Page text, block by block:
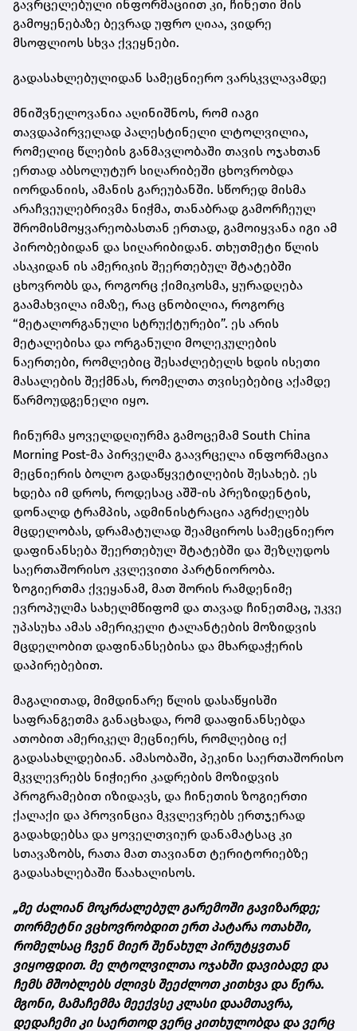
გავრცელებული ინფორმაციით კი, ჩინეთი მის
გამოყენებაზე ბევრად უფრო ღიაა, ვიდრე
მსოფლიოს სხვა ქვეყნები.
გადასახლებულიდან სამეცნიერო ვარსკვლავამდე
მნიშვნელოვანია აღინიშნოს, რომ იაგი
თავდაპირველად პალესტინელი ლტოლვილია,
რომელიც წლების განმავლობაში თავის ოჯახთან
ერთად აბსოლუტურ სიღარიბეში ცხოვრობდა
იორდანიის, ამანის გარეუბანში. სწორედ მისმა
არაჩვეულებრივმა ნიჭმა, თანაბრად გამორჩეულ
შრომისმოყვარეობასთან ერთად, გამოიყვანა იგი ამ
პირობებიდან და სიღარიბიდან. თხუთმეტი წლის
ასაკიდან ის ამერიკის შეერთებულ შტატებში
ცხოვრობს და, როგორც ქიმიკოსმა, ყურადღება
გაამახვილა იმაზე, რაც ცნობილია, როგორც
“მეტალორგანული სტრუქტურები”. ეს არის
მეტალებისა და ორგანული მოლეკულების
ნაერთები, რომლებიც შესაძლებელს ხდის ისეთი
მასალების შექმნას, რომელთა თვისებებიც აქამდე
წარმოუდგენელი იყო.
ჩინურმა ყოველდღიურმა გამოცემამ South China
Morning Post-მა პირველმა გაავრცელა ინფორმაცია
მეცნიერის ბოლო გადაწყვეტილების შესახებ. ეს
ხდება იმ დროს, როდესაც აშშ-ის პრეზიდენტის,
დონალდ ტრამპის, ადმინისტრაცია აგრძელებს
მცდელობას, დრამატულად შეამციროს სამეცნიერო
დაფინანსება შეერთებულ შტატებში და შეზღუდოს
საერთაშორისო კვლევითი პარტნიორობა.
ზოგიერთმა ქვეყანამ, მათ შორის რამდენიმე
ევროპულმა სახელმწიფომ და თავად ჩინეთმაც, უკვე
უპასუხა ამას ამერიკელი ტალანტების მოზიდვის
მცდელობით დაფინანსებისა და მხარდაჭერის
დაპირებებით.
მაგალითად, მიმდინარე წლის დასაწყისში
საფრანგეთმა განაცხადა, რომ დააფინანსებდა
ათობით ამერიკელ მეცნიერს, რომლებიც იქ
გადასახლდებიან. ამასობაში, პეკინი საერთაშორისო
მკვლევრებს ნიჭიერი კადრების მოზიდვის
პროგრამებით იზიდავს, და ჩინეთის ზოგიერთი
ქალაქი და პროვინცია მკვლევრებს ერთჯერად
გადახდებსა და ყოველთვიურ დანამატსაც კი
სთავაზობს, რათა მათ თავიანთ ტერიტორიებზე
გადასახლებაში წაახალისოს.
„მე ძალიან მოკრძალებულ გარემოში გავიზარდე;
თორმეტნი ვცხოვრობდით ერთ პატარა ოთახში,
რომელსაც ჩვენ მიერ შენახულ პირუტყვთან
ვიყოფდით. მე ლტოლვილთა ოჯახში დავიბადე და
ჩემს მშობლებს ძლივს შეეძლოთ კითხვა და წერა.
მგონი, მამაჩემმა მეექვსე კლასი დაამთავრა,
დედაჩემი კი საერთოდ ვერც კითხულობდა და ვერც